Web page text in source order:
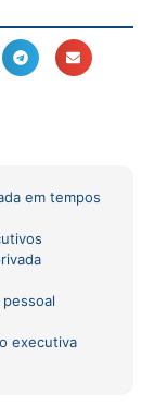
em tempos
executiva